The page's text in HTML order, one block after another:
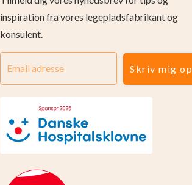
inspiration fra vores legepladsfabrikant og
konsulent.
Skriv mig op